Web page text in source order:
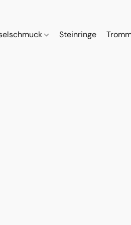
Steinringe